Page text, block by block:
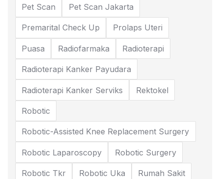
Pet Scan Pet Scan Jakarta
Premarital Check Up Prolaps Uteri
Puasa Radiofarmaka Radioterapi
Radioterapi Kanker Payudara
Radioterapi Kanker Serviks Rektokel
Robotic
Robotic-Assisted Knee Replacement Surgery
Robotic Laparoscopy Robotic Surgery
Robotic Tkr Robotic Uka Rumah Sakit